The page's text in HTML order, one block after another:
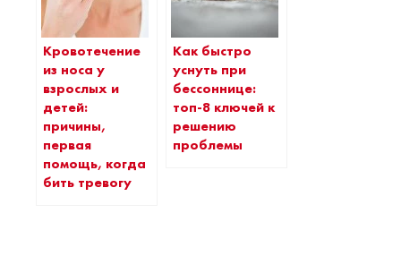
Кровотечение
из носа у
взрослых и
детей:
причины,
первая
помощь, когда
бить тревогу
Как быстро
уснуть при
бессоннице:
топ-8 ключей к
решению
проблемы